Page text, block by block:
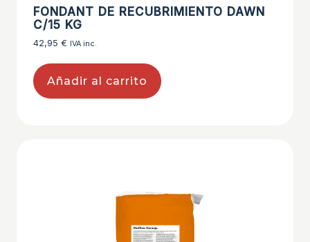
FONDANT DE RECUBRIMIENTO DAWN
C/15 KG
42,95 € IVA inc.
Añadir al carrito